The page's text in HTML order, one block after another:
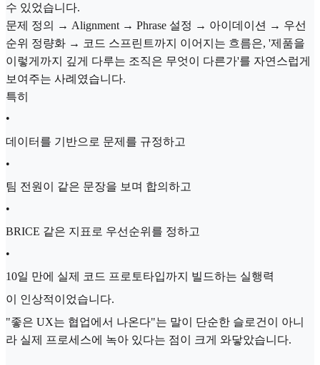
수 있었습니다.
문제 정의 → Alignment → Phrase 설정 → 아이데이션 → 우선
순위 정량화 → 코드 스프린트까지 이어지는 흐름은, '제품을
이렇게까지 깊게 다루는 조직은 무엇이 다른가'를 자연스럽게
보여주는 사례였습니다.
특히
•
데이터를 기반으로 문제를 규정하고
•
팀 전원이 같은 문장을 보며 합의하고
•
BRICE 같은 지표로 우선순위를 정하고
•
10일 만에 실제 코드 프로토타입까지 빌드하는 실행력
이 인상적이었습니다.
"좋은 UX는 협업에서 나온다"는 말이 단순한 슬로건이 아니
라 실제 프로세스에 녹아 있다는 점이 크게 와닿았습니다.